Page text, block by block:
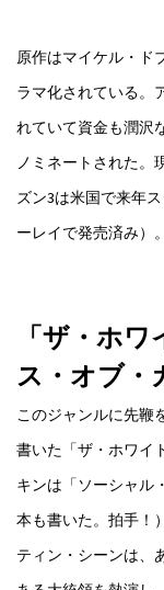
原作はマイケル・ド
ラマ化されている。
れていて資金も潤沢
ノミネートされた。
ズン3は米国で来年
ーレイで発売済み）。
「ザ・ホ
ス・オブ・
このジャンルに先鞭
書いた「ザ・ホワイ
キンは「ソーシャル
本も書いた。拍手！
ティン・シーンは、